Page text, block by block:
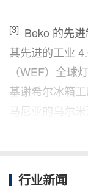
[3] Beko 的先
其先进的工业
（WEF）全球
基谢希尔冰箱
马尼亚的乌尔
先进的水和能
行业新闻